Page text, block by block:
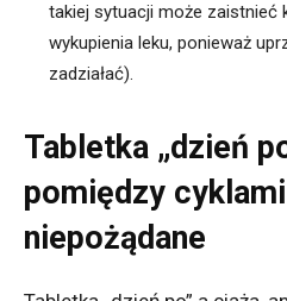
takiej sytuacji może zaistnieć
wykupienia leku, ponieważ
zadziałać).
Tabletka „dzień
pomiędzy
niepożądane